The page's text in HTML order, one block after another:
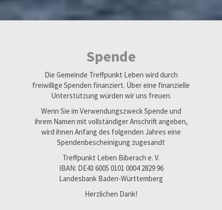
Spende
Die Gemeinde Treffpunkt Leben wird durch
freiwillige Spenden finanziert. Über eine finanzielle
Unterstützung würden wir uns freuen.
Wenn Sie im Verwendungszweck Spende und
ihrem Namen mit vollständiger Anschrift angeben,
wird ihnen Anfang des folgenden Jahres eine
Spendenbescheinigung zugesandt
Treffpunkt Leben Biberach e. V.
IBAN: DE43 6005 0101 0004 2829 96
Landesbank Baden-Württemberg
Herzlichen Dank!